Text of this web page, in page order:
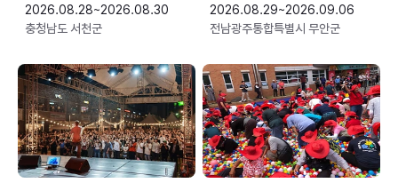
2026.08.28~2026.08.30
충청남도 서천군
2026.08.29~2026.09.06
전남광주통합특별시 무안군